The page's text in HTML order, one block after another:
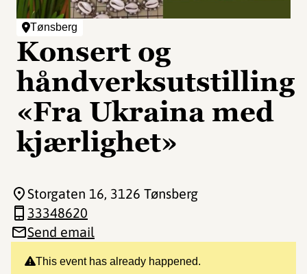
Tønsberg
Konsert og
håndverksutstilling
«Fra Ukraina med
kjærlighet»
This event has already happened.
Storgaten 16, 3126 Tønsberg
33348620
Send email